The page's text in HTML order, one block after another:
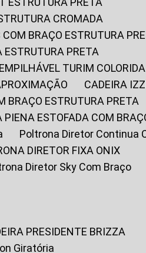
CROMADA
COM BRAÇO ESTRUTURA
ESTRUTURA PRETA
TURIM COLORIDA
CADEIRA
BRAÇO ESTRUTURA PRETA
PIENA ESTOFADA COM
Poltrona Diretor Continua
DIRETOR FIXA ONIX
Diretor Sky Com Braço
PRESIDENTE BRIZZA
Giratória